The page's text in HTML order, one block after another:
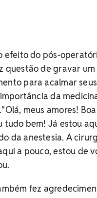
efeito do pós-
questão de gravar um
para acalmar
da
"Olá, meus amores!
tudo bem! Já estou
da anestesia. A
a pouco, estou de
fez